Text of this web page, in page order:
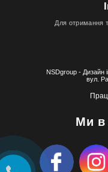
NSDgroup - Дизайн
вул.
Ми в
Для отримання